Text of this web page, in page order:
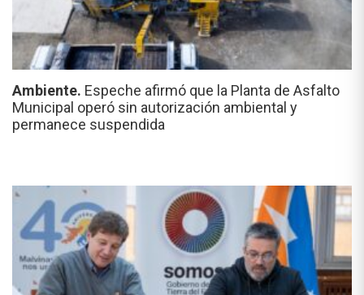
Ambiente. Espeche afirmó que la Planta de Asfalto
Municipal operó sin autorización ambiental y
permanece suspendida